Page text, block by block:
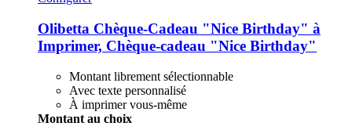
Olibetta Chèque-​Cadeau "Nice Birthday" à
Imprimer, Chèque-​cadeau "Nice Birthday"
Montant librement sélectionnable
Avec texte personnalisé
À imprimer vous-même
Montant au choix